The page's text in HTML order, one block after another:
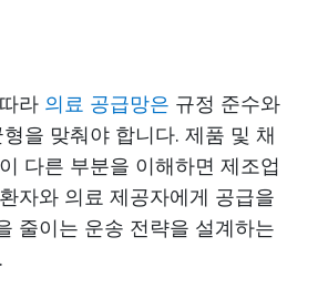
라 의료 공급망은 규정 준수와
을 맞춰야 합니다. 제품 및 채
다른 부분을 이해하면 제조업
자와 의료 제공자에게 공급을
줄이는 운송 전략을 설계하는